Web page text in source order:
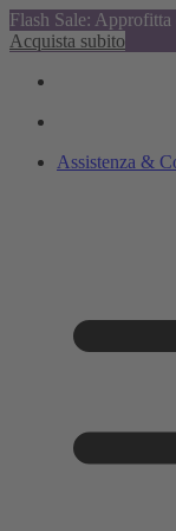
Flash Sale:
Acquista subito
Assistenza &